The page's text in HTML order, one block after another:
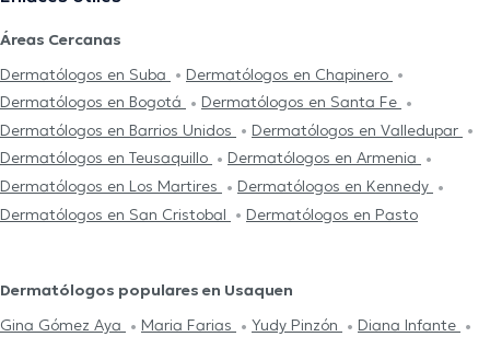
Áreas Cercanas
Dermatólogos en Suba
Dermatólogos en Chapinero
Dermatólogos en Bogotá
Dermatólogos en Santa Fe
Dermatólogos en Barrios Unidos
Dermatólogos en Valledupar
Dermatólogos en Teusaquillo
Dermatólogos en Armenia
Dermatólogos en Los Martires
Dermatólogos en Kennedy
Dermatólogos en San Cristobal
Dermatólogos en Pasto
Dermatólogos populares en Usaquen
Gina Gómez Aya
Maria Farias Yudy Pinzón
Diana Infante